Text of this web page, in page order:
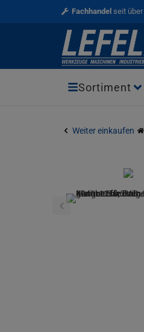
Fachhandel seit über
Sortiment
Weiter einkaufen